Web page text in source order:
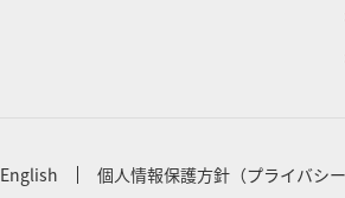
English 個人情報保護方針（プライバシー